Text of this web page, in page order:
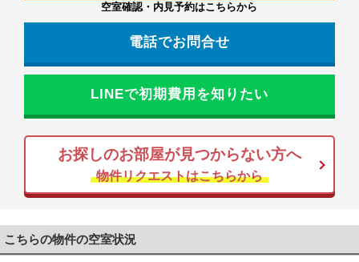
空室確認・内見予約はこちらから
電話でお問合せ
LINEで初期費用を知りたい
お探しのお部屋が見つからない方へ
物件リクエストはこちらから
こちらの物件の空室状況